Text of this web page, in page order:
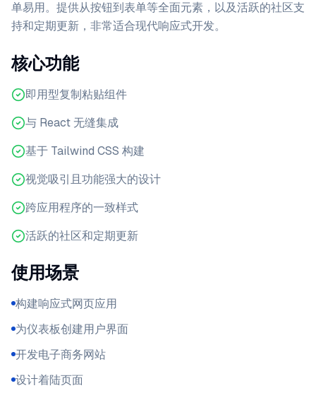
单易用。提供从按钮到表单等全面元素，以及活跃的社区支
持和定期更新，非常适合现代响应式开发。
核心功能
即用型复制粘贴组件
与 React 无缝集成
基于 Tailwind CSS 构建
视觉吸引且功能强大的设计
跨应用程序的一致样式
活跃的社区和定期更新
使用场景
构建响应式网页应用
为仪表板创建用户界面
开发电子商务网站
设计着陆页面